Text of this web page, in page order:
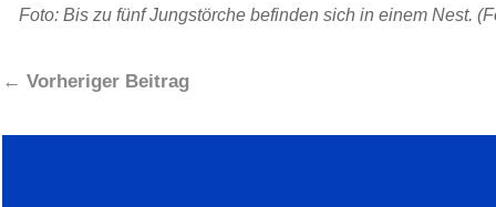
Foto: Bis zu fünf Jungstörche befinden sich in einem Nest.
← Vorheriger Beitrag